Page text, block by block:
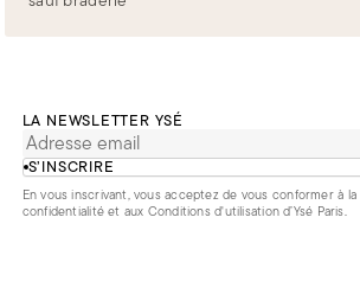
LA NEWSLETTER YSÉ
S’INSCRIRE
En vous inscrivant, vous acceptez de vous conformer à la
confidentialitéet aux Conditions d'utilisation d’Ysé Paris.